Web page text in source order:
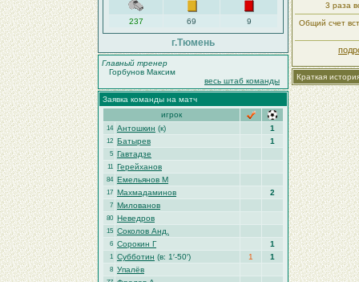
237 69 9
г.Тюмень
Главный тренер
Горбунов Максим
весь штаб команды
Заявка команды на матч
игрок
14 Антошкин (к) 1
12 Батырев 1
5 Гавтадзе
11 Герейханов
84 Емельянов М
17 Махмадаминов 2
7 Милованов
80 Неведров
15 Соколов Анд.
6 Сорокин Г 1
1 Субботин (в: 1′-50′) 1 1
8 Упалёв
3 раза
Общий счет
Краткая